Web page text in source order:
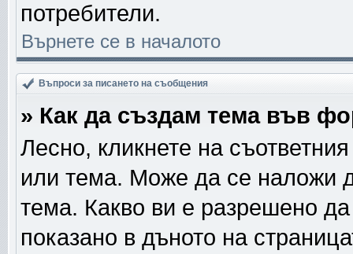
потребители.
Върнете се в началото
Въпроси за писането на съобщения
» Как да създам тема във
Лесно, кликнете на
или тема. Може да се наложи
тема. Какво ви е разрешено
показано в дъното на